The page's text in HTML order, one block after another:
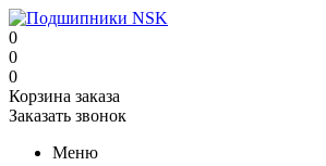
0
0
0
Корзина заказа
Заказать звонок
Меню